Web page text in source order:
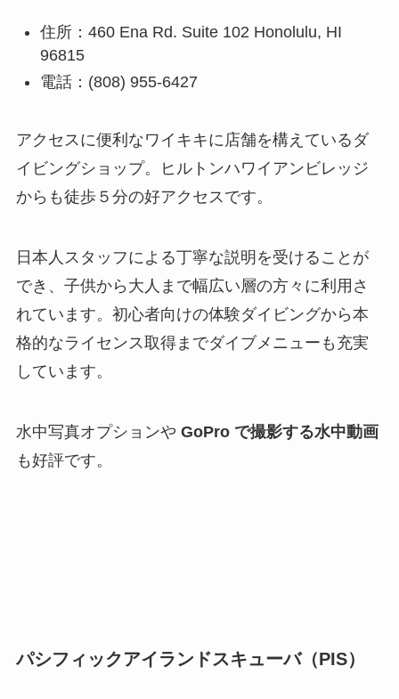
住所：460 Ena Rd. Suite 102 Honolulu, HI
96815
電話：(808) 955-6427
アクセスに便利なワイキキに店舗を構えているダ
イビングショップ。ヒルトンハワイアンビレッジ
からも徒歩５分の好アクセスです。
日本人スタッフによる丁寧な説明を受けることが
でき、子供から大人まで幅広い層の方々に利用さ
れています。初心者向けの体験ダイビングから本
格的なライセンス取得までダイブメニューも充実
しています。
水中写真オプションや GoPro で撮影する水中動画
も好評です。
パシフィックアイランドスキューバ（PIS）